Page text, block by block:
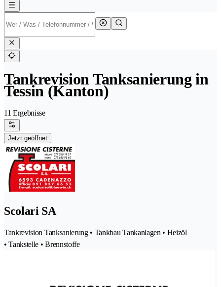
Tankrevision Tanksanierung in
Tessin (Kanton)
11 Ergebnisse
Jetzt geöffnet
Scolari SA
Tankrevision Tanksanierung • Tankbau Tankanlagen • Heizöl
• Tankstelle • Brennstoffe